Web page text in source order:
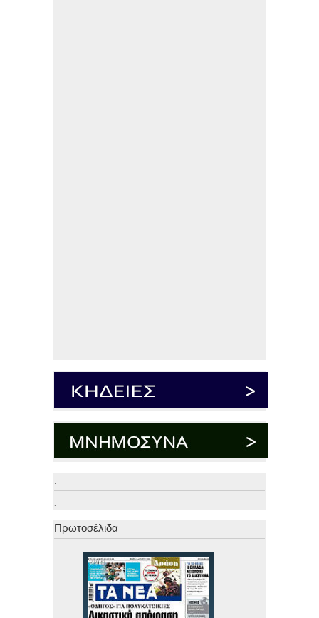
.
.
Πρωτοσέλιδα